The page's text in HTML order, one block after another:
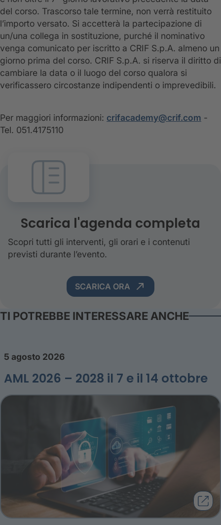
del corso. Trascorso tale termine, non verrà restituito
l’importo versato. Si accetterà la partecipazione di
un/una collega in sostituzione, purché il nominativo
venga comunicato per iscritto a CRIF S.p.A. almeno un
giorno prima del corso. CRIF S.p.A. si riserva il diritto di
cambiare la data o il luogo del corso qualora si
verificassero circostanze indipendenti o imprevedibili.
Per maggiori informazioni: crifacademy@crif.com -
Tel. 051.4175110
Scarica l'agenda completa
Scopri tutti gli interventi, gli orari e i contenuti
previsti durante l’evento.
SCARICA ORA
TI POTREBBE INTERESSARE ANCHE
5 agosto 2026
AML 2026 – 2028 il 7 e il 14 ottobre